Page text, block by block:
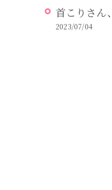
首こりさん
2023/07/04